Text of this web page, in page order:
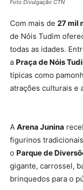
Foto Divulgação CTN
Com mais de 27 mil
de Nóis Tudim
todas as idades.
a Praça de Nóis
típicas como
atrações culturais e
A Arena Junina
figurinos
o Parque de
gigante, carrossel,
brinquedos para o